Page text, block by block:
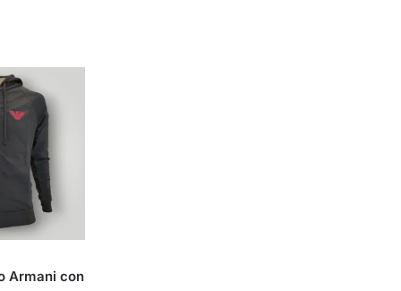
Armani con